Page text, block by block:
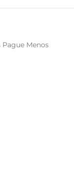
Pague Menos